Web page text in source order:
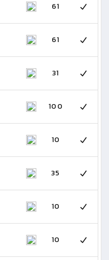
61
61
31
100
10
35
10
10